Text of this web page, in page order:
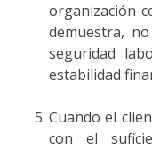
organización
demuestra,
seguridad
estabilidad
Cuando el
con el